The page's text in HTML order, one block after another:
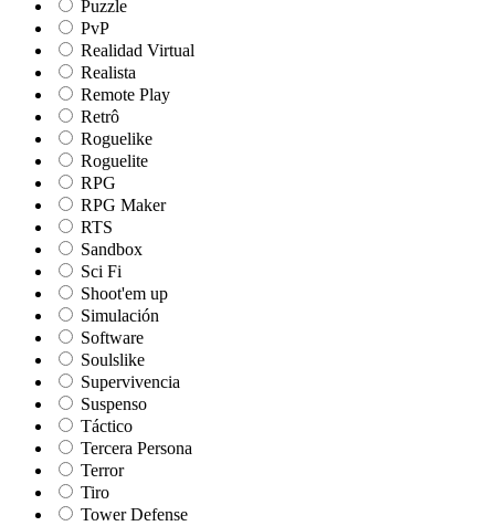
Puzzle
PvP
Realidad Virtual
Realista
Remote Play
Retrô
Roguelike
Roguelite
RPG
RPG Maker
RTS
Sandbox
Sci Fi
Shoot'em up
Simulación
Software
Soulslike
Supervivencia
Suspenso
Táctico
Tercera Persona
Terror
Tiro
Tower Defense